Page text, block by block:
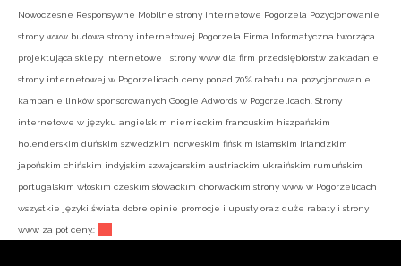
Nowoczesne Responsywne Mobilne strony internetowe Pogorzela Pozycjonowanie
strony www budowa strony internetowej Pogorzela Firma Informatyczna tworząca
projektująca sklepy internetowe i strony www dla firm przedsiębiorstw zakładanie
strony internetowej w Pogorzelicach ceny ponad 70% rabatu na pozycjonowanie
kampanie linków sponsorowanych Google Adwords w Pogorzelicach. Strony
internetowe w języku angielskim niemieckim francuskim hiszpańskim
holenderskim duńskim szwedzkim norweskim fińskim islamskim irlandzkim
japońskim chińskim indyjskim szwajcarskim austriackim ukraińskim rumuńskim
portugalskim włoskim czeskim słowackim chorwackim strony www w Pogorzelicach
wszystkie języki świata dobre opinie promocje i upusty oraz duże rabaty i strony
www za pół ceny.: